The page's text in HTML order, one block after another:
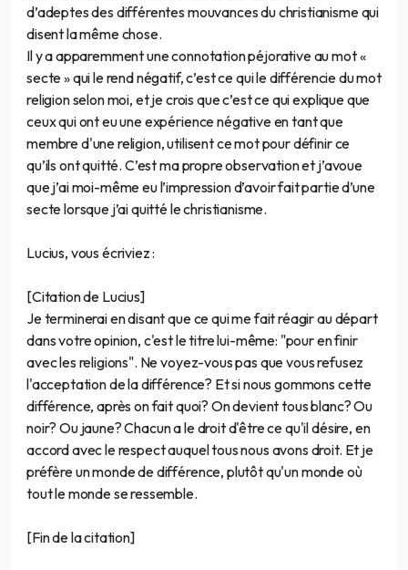
d’adeptes des différentes mouvances du christianisme qui
disent la même chose.
Il y a apparemment une connotation péjorative au mot «
secte » qui le rend négatif, c’est ce qui le différencie du mot
religion selon moi, et je crois que c’est ce qui explique que
ceux qui ont eu une expérience négative en tant que
membre d'une religion, utilisent ce mot pour définir ce
qu’ils ont quitté. C’est ma propre observation et j’avoue
que j’ai moi-même eu l’impression d’avoir fait partie d’une
secte lorsque j’ai quitté le christianisme.
Lucius, vous écriviez :
[Citation de Lucius]
Je terminerai en disant que ce qui me fait réagir au départ
dans votre opinion, c'est le titre lui-même: "pour en finir
avec les religions". Ne voyez-vous pas que vous refusez
l'acceptation de la différence? Et si nous gommons cette
différence, après on fait quoi? On devient tous blanc? Ou
noir? Ou jaune? Chacun a le droit d'être ce qu'il désire, en
accord avec le respect auquel tous nous avons droit. Et je
préfère un monde de différence, plutôt qu'un monde où
tout le monde se ressemble.
[Fin de la citation]